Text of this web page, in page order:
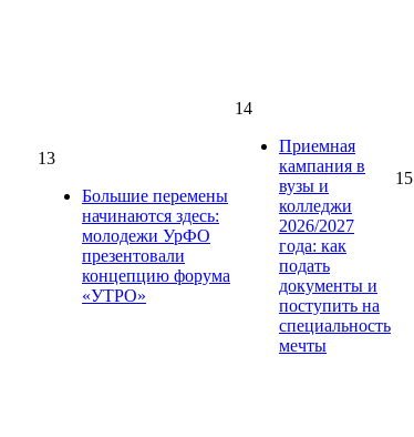
13
Большие перемены
начинаются здесь:
молодежи УрФО
презентовали
концепцию форума
«УТРО»
14
Приемная
кампания в
вузы и
колледжи
2026/2027
года: как
подать
документы и
поступить на
специальность
мечты
15